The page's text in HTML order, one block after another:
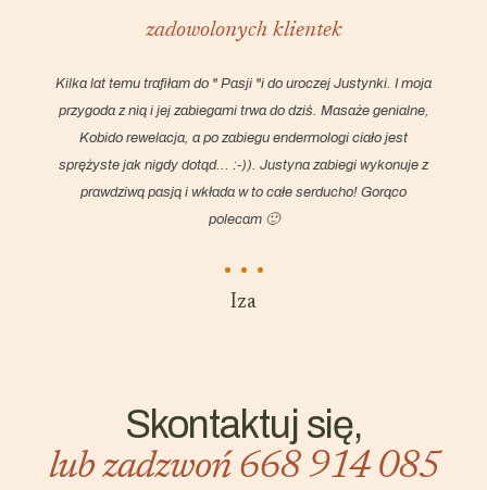
zadowolonych klientek
Kilka lat temu trafiłam do " Pasji "i do uroczej Justynki. I moja
przygoda z nią i jej zabiegami trwa do dziś. Masaże genialne,
Kobido rewelacja, a po zabiegu endermologi ciało jest
sprężyste jak nigdy dotąd... :-)). Justyna zabiegi wykonuje z
prawdziwą pasją i wkłada w to całe serducho! Gorąco
polecam 🙂
Iza
Skontaktuj się,
lub zadzwoń 668 914 085